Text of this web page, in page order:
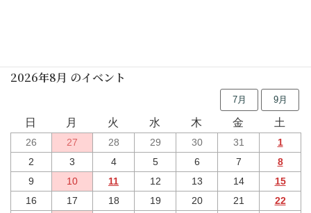
2026年8月 のイベント
7月 9月
日 月 火 水 木 金 土
26 27 28 29 30 31
1
2
3 4 5 6 7
8
9
10 11 12 13 14
15
16
17 18 19 20 21
22